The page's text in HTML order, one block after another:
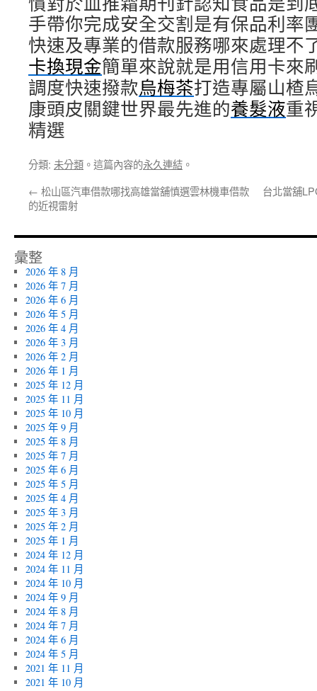
手帶你完成安全交割是有保品利率
快速及專業的借款服務哪來處理不
卡換現金簡單來說就是用信用卡來
調度快速撥款烏梅茶打造專屬山楂
康頭皮關鍵世界最先進的養髮液重
精選
分類: 未分類 。這篇內容的永久連結 。
← 松山區汽車借款哪找高雄當舖慎選雲林機車借款
的近視雷射
台北當舖
彙整
2026 年 8 月
2026 年 7 月
2026 年 6 月
2026 年 5 月
2026 年 4 月
2026 年 3 月
2026 年 2 月
2026 年 1 月
2025 年 12 月
2025 年 11 月
2025 年 10 月
2025 年 9 月
2025 年 8 月
2025 年 7 月
2025 年 6 月
2025 年 5 月
2025 年 4 月
2025 年 3 月
2025 年 2 月
2025 年 1 月
2024 年 12 月
2024 年 11 月
2024 年 10 月
2024 年 9 月
2024 年 8 月
2024 年 7 月
2024 年 6 月
2024 年 5 月
2021 年 11 月
2021 年 10 月